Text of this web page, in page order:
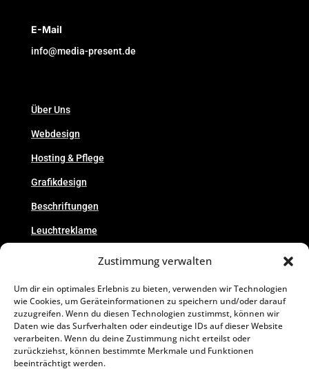
Zustimmung verwalten
Um dir ein optimales Erlebnis zu bieten, verwenden wir Technologien
wie Cookies, um Geräteinformationen zu speichern und/oder darauf
zuzugreifen. Wenn du diesen Technologien zustimmst, können wir
Daten wie das Surfverhalten oder eindeutige IDs auf dieser Website
verarbeiten. Wenn du deine Zustimmung nicht erteilst oder
zurückziehst, können bestimmte Merkmale und Funktionen
beeinträchtigt werden.
E-Mail
info@media-present.de
Über Uns
Webdesign
Hosting & Pflege
Grafikdesign
Beschriftungen
Leuchtreklame
Preise
Referenzen
Kontakt